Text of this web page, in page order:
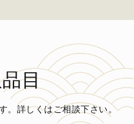
目
。詳しくはご相談下さい。